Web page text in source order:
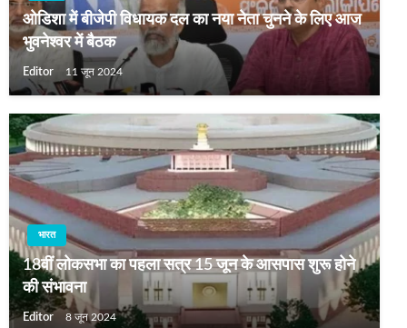
ओडिशा में बीजेपी विधायक दल का नया नेता चुनने के लिए आज
भुवनेश्‍वर में बैठक
Editor 11 जून 2024
भारत
18वीं लोकसभा का पहला सत्र 15 जून के आसपास शुरू होने
की संभावना
Editor 8 जून 2024